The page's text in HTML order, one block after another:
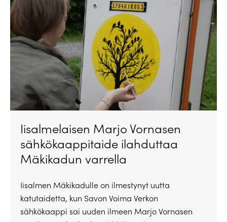
Iisalmelaisen Marjo Vornasen
sähkökaappitaide ilahduttaa
Mäkikadun varrella
Iisalmen Mäkikadulle on ilmestynyt uutta
katutaidetta, kun Savon Voima Verkon
sähkökaappi sai uuden ilmeen Marjo Vornasen